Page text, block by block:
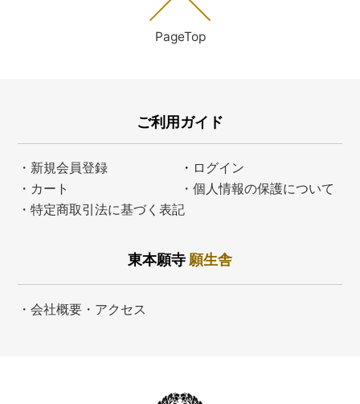
PageTop
ご利用ガイド
・新規会員登録 ・ ログイン
・カート
・個人情報の保護について
・特定商取引法に基づく表記
東本願寺願生舎
・会社概要・アクセス